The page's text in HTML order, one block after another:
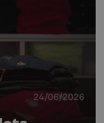
24/06/2026